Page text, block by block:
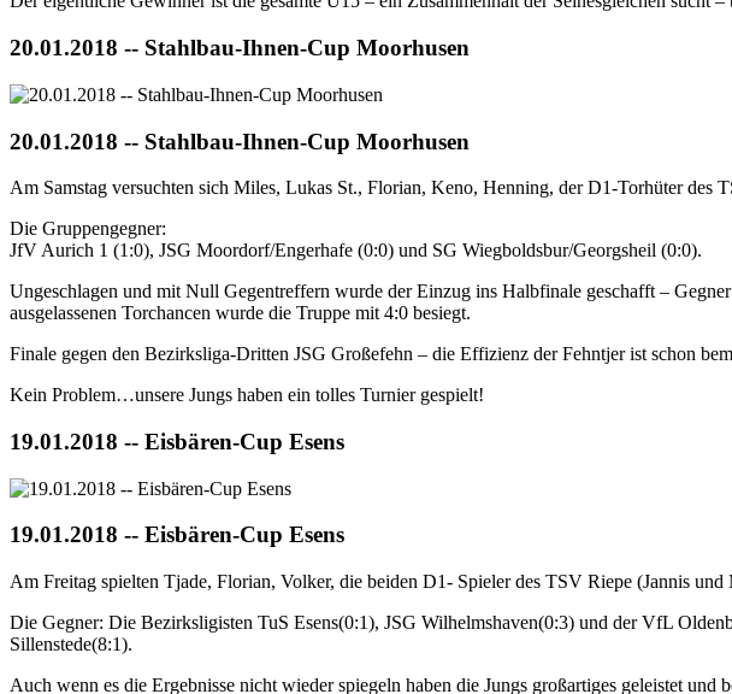
20.01.2018 -- Stahlbau-Ihnen-Cup Moorhusen
20.01.2018 -- Stahlbau-Ihnen-Cup Moorhusen
Am Samstag versuchten sich Miles, Lukas St., Florian, Keno, Henning, der D1-Torhüter
Die Gruppengegner:
JfV Aurich 1 (1:0), JSG Moordorf/Engerhafe (0:0) und SG Wiegboldsbur/Georgsheil (0:0).
Ungeschlagen und mit Null Gegentreffern wurde der Einzug ins Halbfinale geschafft –
ausgelassenen Torchancen wurde die Truppe mit 4:0 besiegt.
Finale gegen den Bezirksliga-Dritten JSG Großefehn – die Effizienz der Fehntjer ist schon
Kein Problem…unsere Jungs haben ein tolles Turnier gespielt!
19.01.2018 -- Eisbären-Cup Esens
19.01.2018 -- Eisbären-Cup Esens
Am Freitag spielten Tjade, Florian, Volker, die beiden D1- Spieler des TSV Riepe (Jannis
Die Gegner: Die Bezirksligisten TuS Esens(0:1), JSG Wilhelmshaven(0:3) und der VfL
Sillenstede(8:1).
Auch wenn es die Ergebnisse nicht wieder spiegeln haben die Jungs großartiges geleistet und